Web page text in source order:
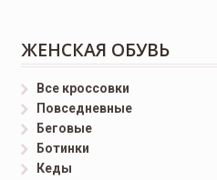
ЖЕНСКАЯ ОБУВЬ
Все кроссовки
Повседневные
Беговые
Ботинки
Кеды